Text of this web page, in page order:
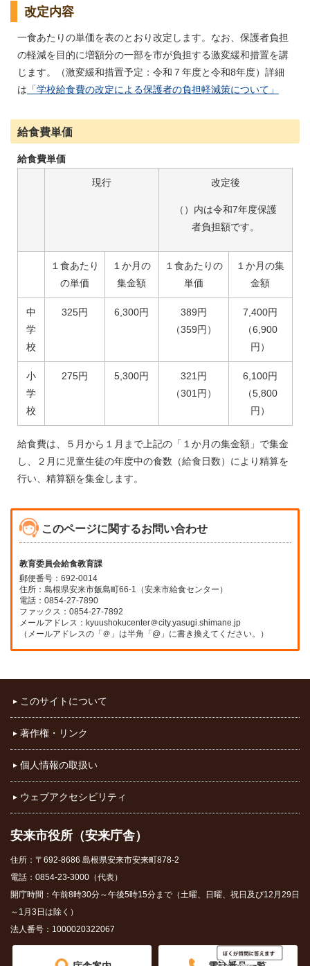
改定内容
一食あたりの単価を表のとおり改定します。なお、保護者負担
の軽減を目的に増額分の一部を市が負担する激変緩和措置を講
じます。（激変緩和措置予定：令和７年度と令和8年度）詳細
は 「学校給食費の改定による保護者の負担軽減策について」
給食費単価
現行 改定後
（）内は令和7年度保護
者負担額です。
給食費単価
１食あたり
の単価
１か月の
集金額
１食あたりの
単価
１か月の集
金額
中
学
校
325円 6,300円
389円
（359円）
7,400円
（6,900
円）
小
学
校
275円 5,300円
321円
（301円）
6,100円
（5,800
円）
給食費は、５月から１月まで上記の「１か月の集金額」で集金
し、２月に児童生徒の年度中の食数（給食日数）により精算を
行い、精算額を集金します。
このページに関するお問い合わせ
教育委員会給食教育課
郵便番号：692-0014
住所：島根県安来市飯島町66-1（安来市給食センター）
電話：0854-27-7890
ファックス：0854-27-7892
メールアドレス：kyuushokucenter＠city.yasugi.shimane.jp
（メールアドレスの「＠」は半角「@」に書き換えてください。）
このサイトについて
著作権・リンク
個人情報の取扱い
ウェブアクセシビリティ
安来市役所（安来庁舎）
住所：〒692-8686 島根県安来市安来町878-2
電話：0854-23-3000（代表）
開庁時間：午前8時30分～午後5時15分まで（土曜、日曜、祝日及び12月29日
～1月3日は除く）
法人番号：1000020322067